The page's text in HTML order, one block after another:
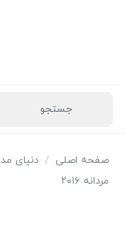
صفحه اصلی / دنیای مد
مردانه ۲۰۱۶